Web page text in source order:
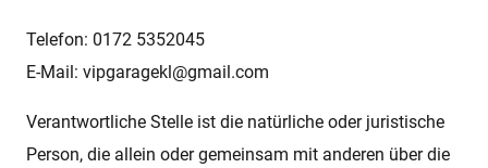
Telefon: 0172 5352045
E-Mail: vipgaragekl@gmail.com
Verantwortliche Stelle ist die natürliche oder juristische
Person, die allein oder gemeinsam mit anderen über die